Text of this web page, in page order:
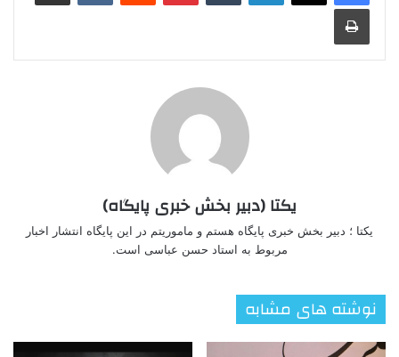
چاپ
یکتا (دبیر بخش خبری پایگاه)
یکتا ؛ دبیر بخش خبری پایگاه هستم و ماموریتم در این پایگاه انتشار اخبار
مربوط به استاد حسن عباسی است.
نوشته های مشابه